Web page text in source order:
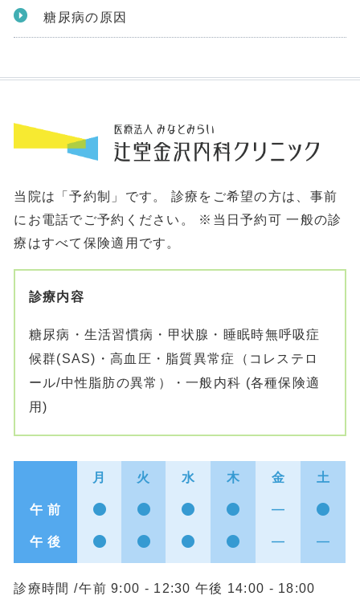
糖尿病の原因
当院は「予約制」です。 診療をご希望の方は、事前
にお電話でご予約ください。 ※当日予約可一般の診
療はすべて保険適用です。
診療内容
糖尿病・生活習慣病・甲状腺・睡眠時無呼吸症
候群(SAS)・高血圧・脂質異常症（コレステロ
ール/中性脂肪の異常）・一般内科 (各種保険適
用)
月 火 水 木 金 土
午 前
午 後
診療時間 /午前 9:00 - 12:30 午後 14:00 - 18:00